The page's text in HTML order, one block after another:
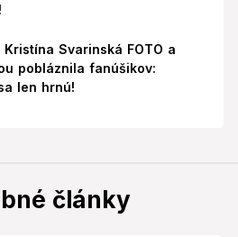
Svarinská FOTO a
pobláznila fanúšikov:
len hrnú!
články